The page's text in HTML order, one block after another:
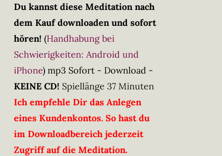
Du kannst diese Meditation nach
dem Kauf downloaden und sofort
hören! (Handhabung bei
Schwierigkeiten: Android und
iPhone) mp3 Sofort - Download -
KEINE CD! Spiellänge 37 Minuten
Ich empfehle Dir das Anlegen
eines Kundenkontos. So hast du
im Downloadbereich jederzeit
Zugriff auf die Meditation.